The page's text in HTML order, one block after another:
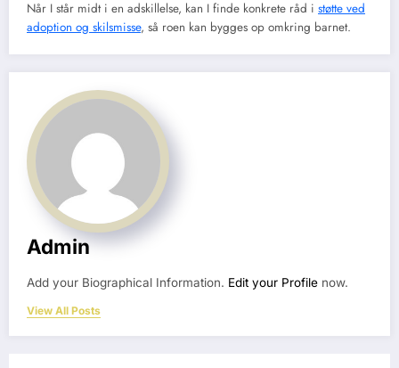
Når I står midt i en adskillelse, kan I finde konkrete råd i støtte ved
adoption og skilsmisse, så roen kan bygges op omkring barnet.
Admin
Add your Biographical Information. Edit your Profile now.
View All Posts